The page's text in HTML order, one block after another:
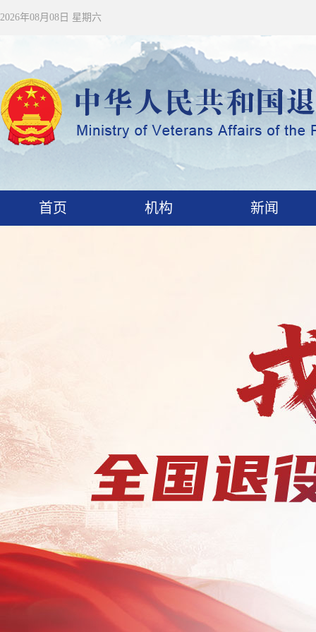
2026年08月08日 星期六
首页 机构 新闻